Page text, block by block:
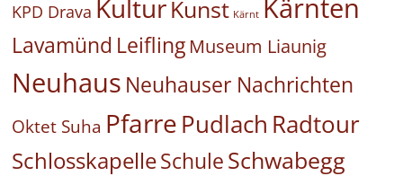
KPD Drava KulturKunst Kärnt Kärnten
Lavamünd Leifling Museum Liaunig
Neuhaus Neuhauser Nachrichten
Oktet Suha PfarrePudlach Radtour
SchlosskapelleSchuleSchwabegg